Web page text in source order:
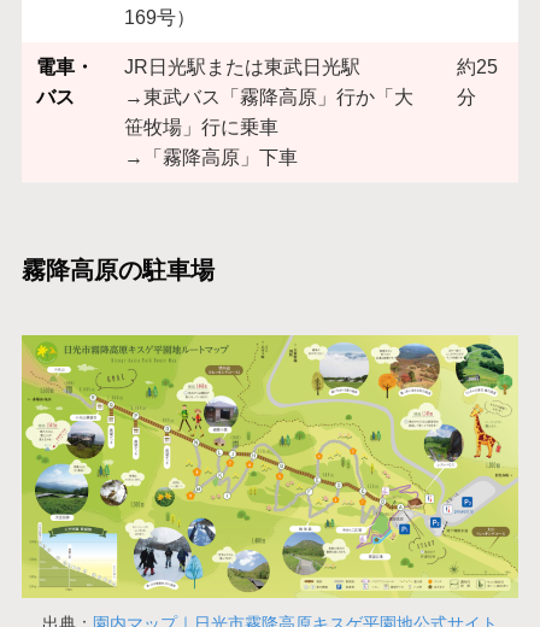
169号）
電車・
バス
JR日光駅または東武日光駅
→東武バス「霧降高原」行か「大
笹牧場」行に乗車
→「霧降高原」下車
約25
分
霧降高原の駐車場